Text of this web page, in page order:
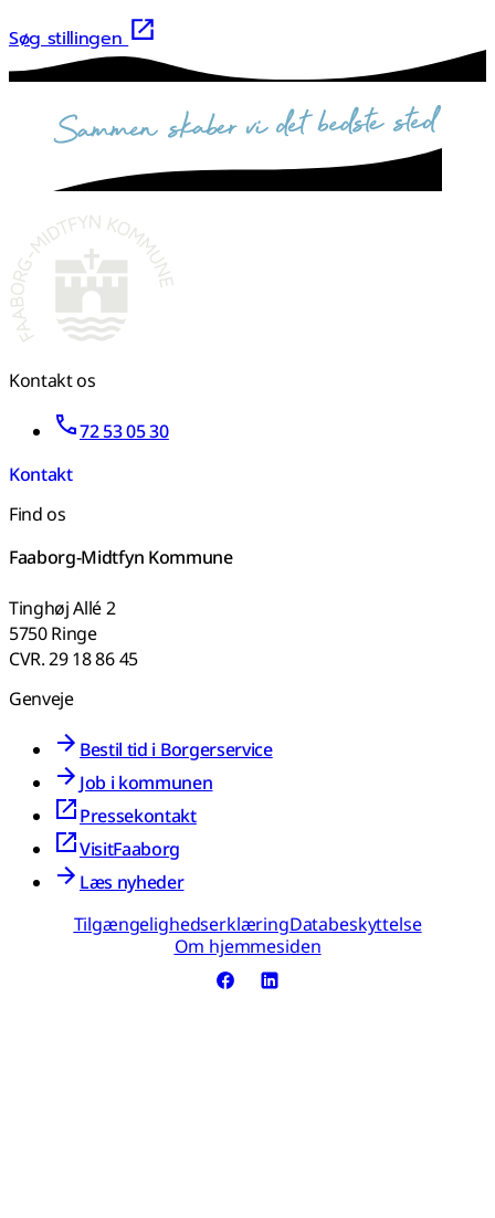
Søg stillingen
sammen skaber vi det bedste sted
Kontakt os
72 53 05 30
Kontakt
Find os
Faaborg-Midtfyn Kommune
Tinghøj Allé 2
5750 Ringe
CVR. 29 18 86 45
Genveje
Bestil tid i Borgerservice
Job i kommunen
Pressekontakt
VisitFaaborg
Læs nyheder
TilgængelighedserklæringDatabeskyttelse
Om hjemmesiden